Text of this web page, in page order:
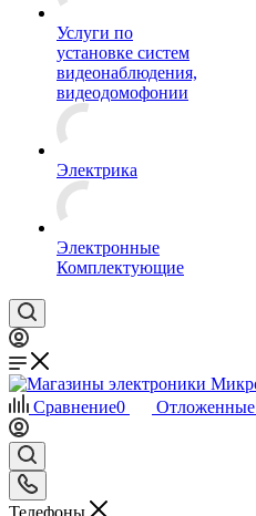
Услуги по
установке систем
видеонаблюдения,
видеодомофонии
Электрика
Электронные
Комплектующие
Сравнение0 Отложенные
Телефоны